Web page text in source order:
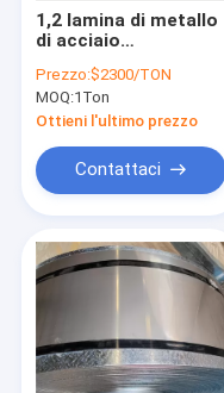
1,2 lamina di metallo
di acciaio
millimetro 0,9
millimetro 0,8
millimetro 0,7
millimetro 202 201
Aisi 304 3mm 5mm e
6mm
Prezzo:$2300/TON
MOQ:1Ton
Ottieni l'ultimo prezzo
Contattaci